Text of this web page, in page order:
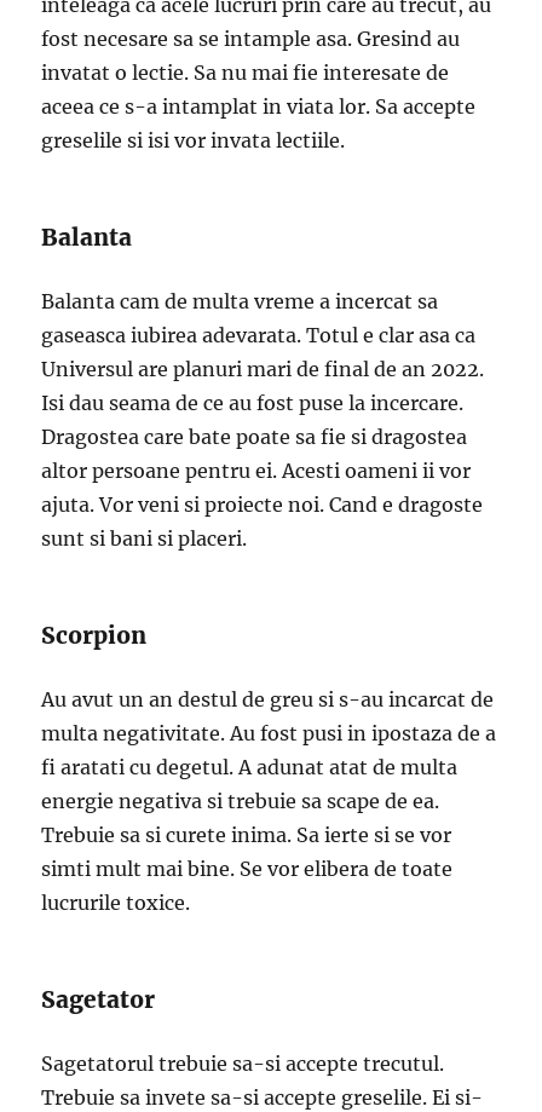
inteleaga ca acele lucruri prin care au trecut, au
fost necesare sa se intample asa. Gresind au
invatat o lectie. Sa nu mai fie interesate de
aceea ce s-a intamplat in viata lor. Sa accepte
greselile si isi vor invata lectiile.
Balanta
Balanta cam de multa vreme a incercat sa
gaseasca iubirea adevarata. Totul e clar asa ca
Universul are planuri mari de final de an 2022.
Isi dau seama de ce au fost puse la incercare.
Dragostea care bate poate sa fie si dragostea
altor persoane pentru ei. Acesti oameni ii vor
ajuta. Vor veni si proiecte noi. Cand e dragoste
sunt si bani si placeri.
Scorpion
Au avut un an destul de greu si s-au incarcat de
multa negativitate. Au fost pusi in ipostaza de a
fi aratati cu degetul. A adunat atat de multa
energie negativa si trebuie sa scape de ea.
Trebuie sa si curete inima. Sa ierte si se vor
simti mult mai bine. Se vor elibera de toate
lucrurile toxice.
Sagetator
Sagetatorul trebuie sa-si accepte trecutul.
Trebuie sa invete sa-si accepte greselile. Ei si-